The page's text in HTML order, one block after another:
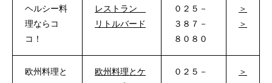
ヘルシー料
理ならコ
コ！
レストラン
リトルバード
０２５－
３８７－
８０８０
＞
＞
欧州料理と
欧州料理とケ
０２５－
＞